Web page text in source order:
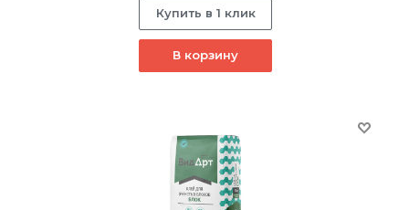
Купить в 1 клик
В корзину